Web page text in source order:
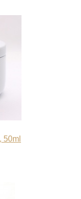
50ml